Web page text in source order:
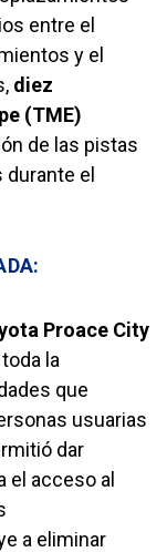
entre el
y el
diez
(TME)
de las pistas
durante el
Proace City
la
que
usuarias
dar
el acceso al
a eliminar